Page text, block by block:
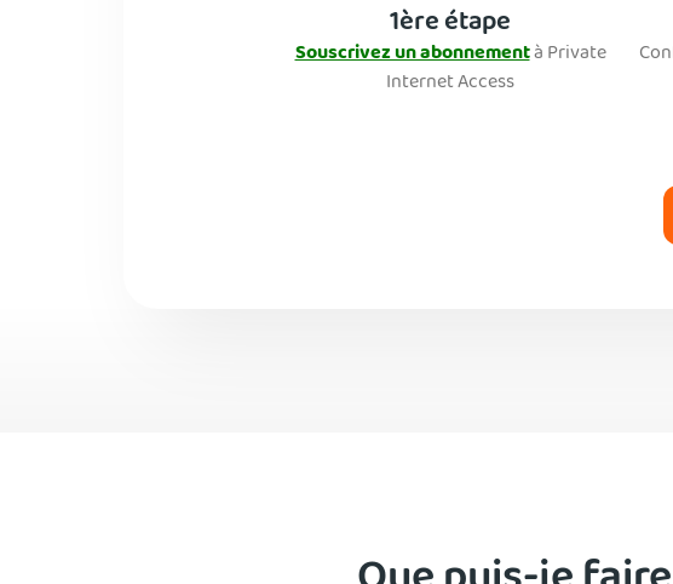
1ère étape
Souscrivez un abonnementà Private
Internet Access